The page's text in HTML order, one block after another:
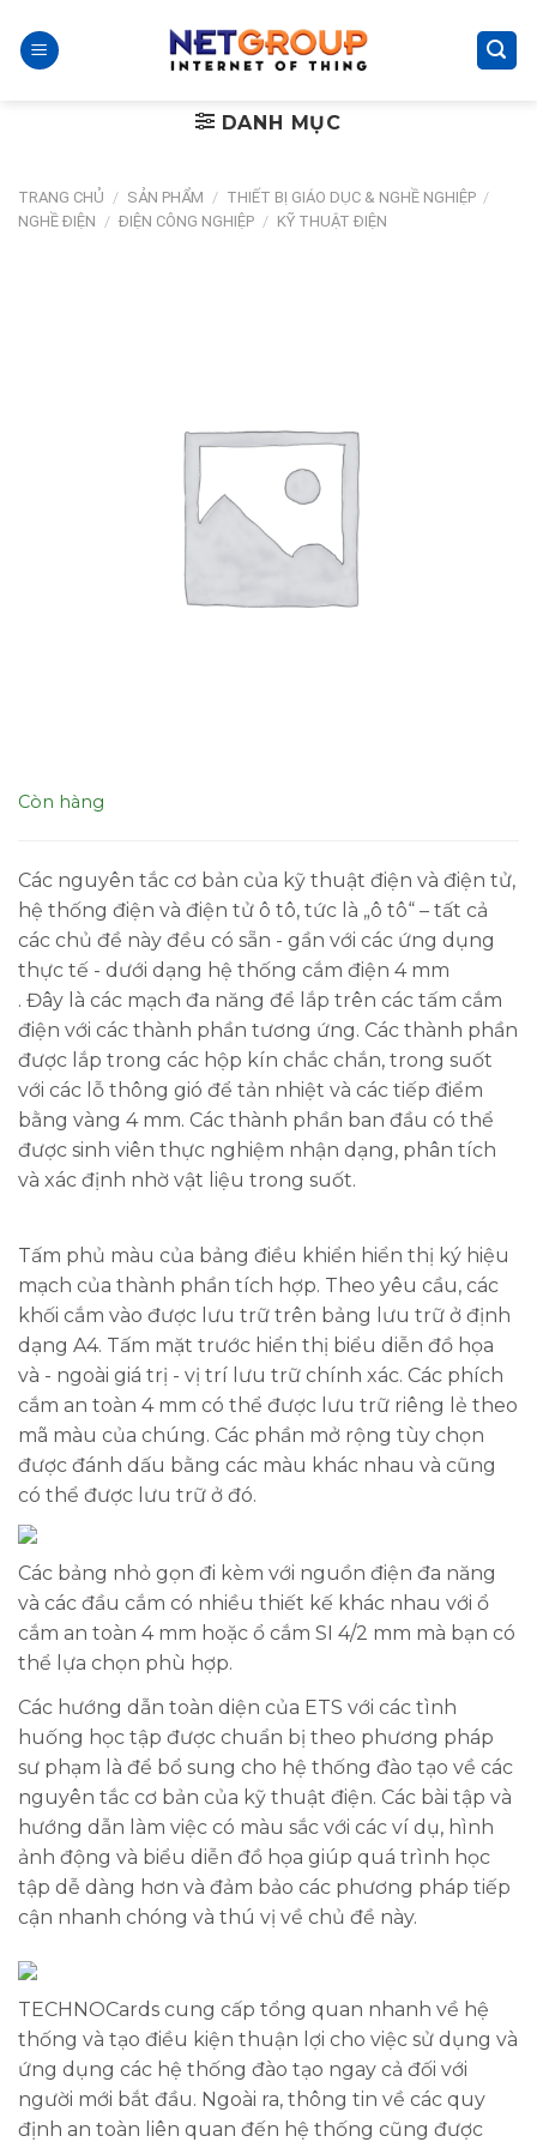
content
DANH MỤC
TRANG CHỦ / SẢN PHẨM / THIẾT BỊ GIÁO DỤC & NGHỀ NGHIỆP /
NGHỀ ĐIỆN / ĐIỆN CÔNG NGHIỆP / KỸ THUẬT ĐIỆN
Còn hàng
Các nguyên tắc cơ bản của kỹ thuật điện và điện tử,
hệ thống điện và điện tử ô tô, tức là „ô tô“ – tất cả
các chủ đề này đều có sẵn - gần với các ứng dụng
thực tế - dưới dạng hệ thống cắm điện 4 mm
. Đây là các mạch đa năng để lắp trên các tấm cắm
điện với các thành phần tương ứng. Các thành phần
được lắp trong các hộp kín chắc chắn, trong suốt
với các lỗ thông gió để tản nhiệt và các tiếp điểm
bằng vàng 4 mm. Các thành phần ban đầu có thể
được sinh viên thực nghiệm nhận dạng, phân tích
và xác định nhờ vật liệu trong suốt.
Tấm phủ màu của bảng điều khiển hiển thị ký hiệu
mạch của thành phần tích hợp. Theo yêu cầu, các
khối cắm vào được lưu trữ trên bảng lưu trữ ở định
dạng A4. Tấm mặt trước hiển thị biểu diễn đồ họa
và - ngoài giá trị - vị trí lưu trữ chính xác. Các phích
cắm an toàn 4 mm có thể được lưu trữ riêng lẻ theo
mã màu của chúng. Các phần mở rộng tùy chọn
được đánh dấu bằng các màu khác nhau và cũng
có thể được lưu trữ ở đó.
Các bảng nhỏ gọn đi kèm với nguồn điện đa năng
và các đầu cắm có nhiều thiết kế khác nhau với ổ
cắm an toàn 4 mm hoặc ổ cắm SI 4/2 mm mà bạn có
thể lựa chọn phù hợp.
Các hướng dẫn toàn diện của ETS với các tình
huống học tập được chuẩn bị theo phương pháp
sư phạm là để bổ sung cho hệ thống đào tạo về các
nguyên tắc cơ bản của kỹ thuật điện. Các bài tập và
hướng dẫn làm việc có màu sắc với các ví dụ, hình
ảnh động và biểu diễn đồ họa giúp quá trình học
tập dễ dàng hơn và đảm bảo các phương pháp tiếp
cận nhanh chóng và thú vị về chủ đề này.
TECHNOCards cung cấp tổng quan nhanh về hệ
thống và tạo điều kiện thuận lợi cho việc sử dụng và
ứng dụng các hệ thống đào tạo ngay cả đối với
người mới bắt đầu. Ngoài ra, thông tin về các quy
định an toàn liên quan đến hệ thống cũng được